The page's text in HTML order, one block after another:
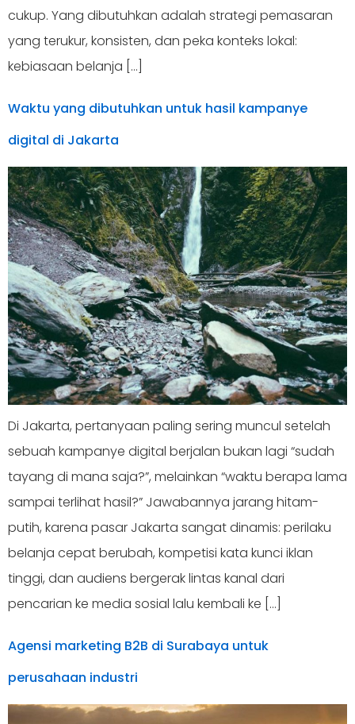
cukup. Yang dibutuhkan adalah strategi pemasaran
yang terukur, konsisten, dan peka konteks lokal:
kebiasaan belanja […]
Waktu yang dibutuhkan untuk hasil kampanye
digital di Jakarta
Di Jakarta, pertanyaan paling sering muncul setelah
sebuah kampanye digital berjalan bukan lagi “sudah
tayang di mana saja?”, melainkan “waktu berapa lama
sampai terlihat hasil?” Jawabannya jarang hitam-
putih, karena pasar Jakarta sangat dinamis: perilaku
belanja cepat berubah, kompetisi kata kunci iklan
tinggi, dan audiens bergerak lintas kanal dari
pencarian ke media sosial lalu kembali ke […]
Agensi marketing B2B di Surabaya untuk
perusahaan industri